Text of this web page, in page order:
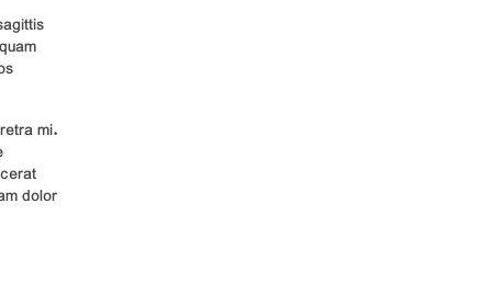
mi.
dolor